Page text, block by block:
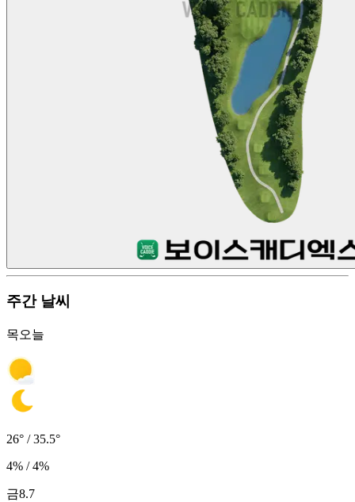
주간 날씨
목오늘
26° / 35.5°
4% / 4%
금8.7